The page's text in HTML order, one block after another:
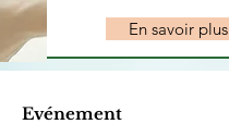
En savoir plus
Evénement